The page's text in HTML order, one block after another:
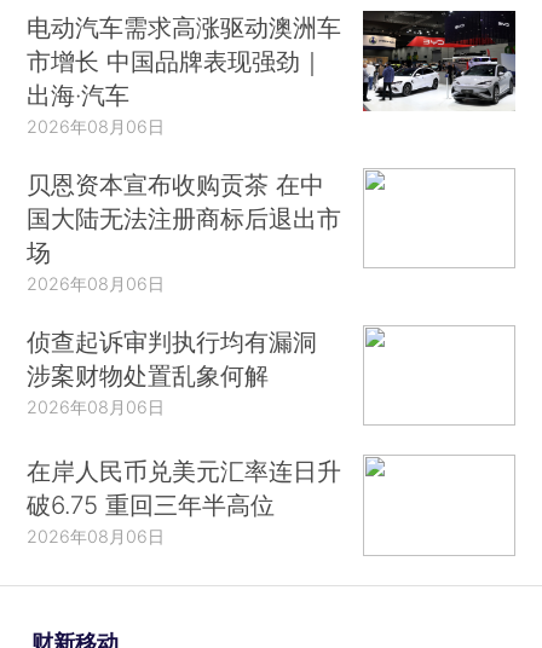
电动汽车需求高涨驱动澳洲车
市增长 中国品牌表现强劲｜
出海·汽车
2026年08月06日
贝恩资本宣布收购贡茶 在中
国大陆无法注册商标后退出市
场
2026年08月06日
侦查起诉审判执行均有漏洞
涉案财物处置乱象何解
2026年08月06日
在岸人民币兑美元汇率连日升
破6.75 重回三年半高位
2026年08月06日
财新移动